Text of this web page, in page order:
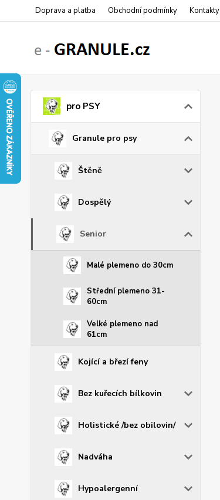
Doprava a platba Obchodní podmínky Kontakty
pro PSY
Granule pro psy
Štěně
Dospělý
Senior
Malé plemeno do 30cm
Střední plemeno 31-
60cm
Velké plemeno nad
61cm
Kojící a březí feny
Bez kuřecích bílkovin
Holistické /bez obilovin/
Nadváha
Hypoalergenní